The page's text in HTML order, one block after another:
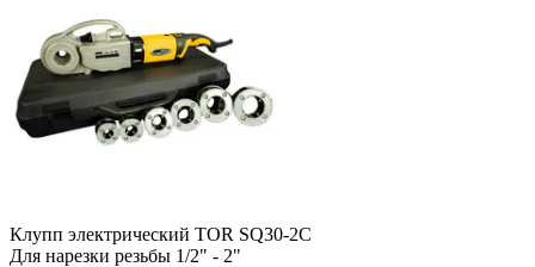
Клупп электрический TOR SQ30-2C
Для нарезки резьбы 1/2" - 2"